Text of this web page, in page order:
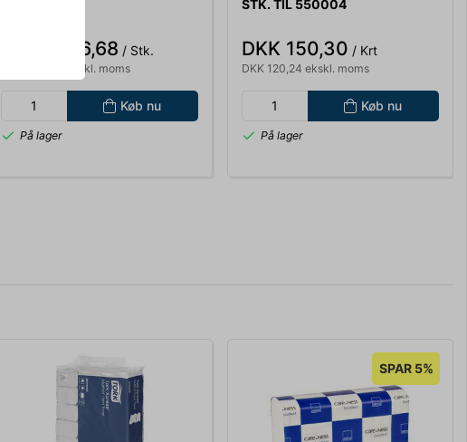
DKK 1.016,68 / Stk.
DKK 813,34 ekskl. moms
Køb nu
På lager
STK. TIL 550004
DKK 150,30 / Krt
DKK 120,24 ekskl. moms
Køb nu
På lager
SPAR 5%